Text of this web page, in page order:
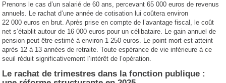
Prenons le cas d’un salarié de 60 ans, percevant 65 000 euros de revenus
annuels. Le rachat d’une année de cotisation lui coûtera environ
22 000 euros en brut. Après prise en compte de l’avantage fiscal, le coût
net s’établit autour de 16 000 euros pour un célibataire. Le gain annuel de
pension peut être estimé à environ 1 250 euros. Le point mort est atteint
après 12 à 13 années de retraite. Toute espérance de vie inférieure à ce
seuil réduit significativement l’intérêt de l’opération.
Le rachat de trimestres dans la fonction publique :